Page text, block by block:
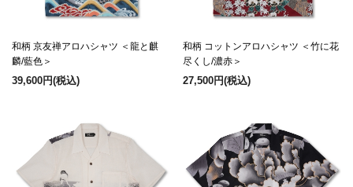
和柄 京友禅アロハシャツ ＜龍と麒
麟/藍色＞
39,600円(税込)
和柄 コットンアロハシャツ ＜竹に花
尽くし/濃赤＞
27,500円(税込)